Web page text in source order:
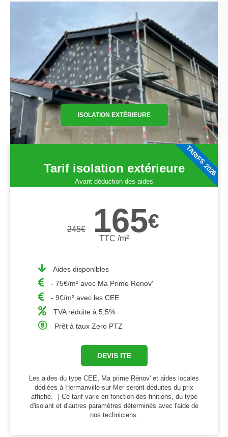
ISOLATION EXTÉRIEURE
Tarif isolation extérieure
Avant déduction des aides
245€ 165€
TTC /m²
Aides disponibles
- 75€/m² avec Ma Prime Renov'
- 9€/m² avec les CEE
TVA réduite à 5,5%
Prêt à taux Zero PTZ
DEVIS ITE
Les aides du type CEE, Ma prime Rénov' et aides locales
dédiées à Hermanville-sur-Mer seront déduites du prix
affiché. ｜Ce tarif varie en fonction des finitions, du type
d'isolant et d'autres paramètres déterminés avec l'aide de
nos techniciens.
TARIFS 2026